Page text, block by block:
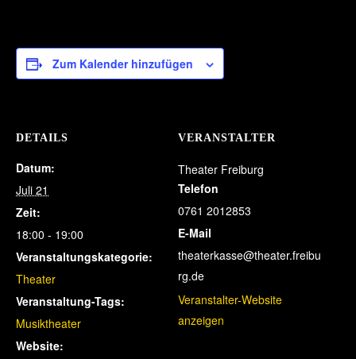
Zum Kalender hinzufügen
DETAILS
Datum:
Juli 21
Zeit:
18:00 - 19:00
Veranstaltungskategorie:
Theater
Veranstaltung-Tags:
Musiktheater
Website:
VERANSTALTER
Theater Freiburg
Telefon
0761 2012853
E-Mail
theaterkasse@theater.freibu
rg.de
Veranstalter-Website
anzeigen